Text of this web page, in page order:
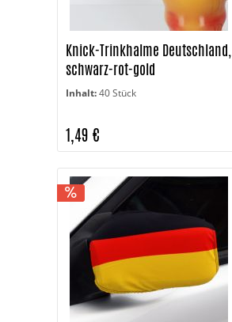
Knick-Trinkhalme Deutschland,
schwarz-rot-gold
Inhalt:40 Stück
1,49 €